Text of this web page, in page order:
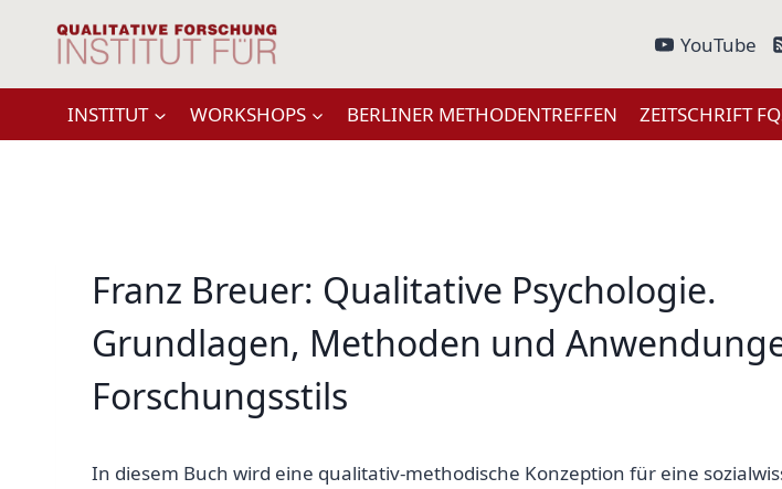
YouTube
INSTITUT WORKSHOPS BERLINER METHODENTREFFEN ZEITSCHRIFT
Franz Breuer: Qualitative Psychologie.
Grundlagen, Methoden und
Forschungsstils
In diesem Buch wird eine qualitativ-methodische Konzeption für eine